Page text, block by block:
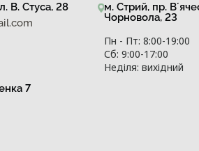
В. Стуса, 28
м. Стрий, пр.
Чорновола, 23
Пн - Пт: 8:00-19:00
Сб: 9:00-17:00
Неділя: вихідний
7